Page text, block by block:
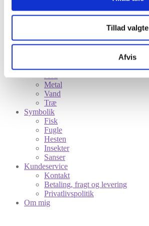
Tillad valgte
Afvis
Mund
Udsalg
Feng Shui indretning
Metal
Vand
Træ
Symbolik
Fisk
Fugle
Hesten
Insekter
Sanser
Kundeservice
Kontakt
Betaling, fragt og levering
Privatlivspolitik
Om mig